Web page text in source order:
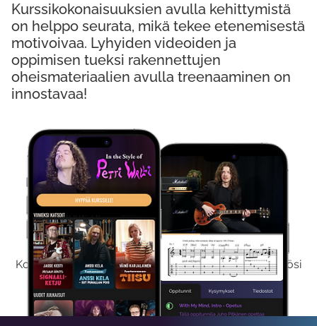
Kokeile Ilmaiseksi
Kokeilemalla ilmaiseksi saat koko sisältömme käyttöösi
viikon ajaksi.
Kurssikokonaisuuksien avulla kehittymistä
on helppo seurata, mikä tekee etenemisestä
motivoivaa. Lyhyiden videoiden ja
oppimisen tueksi rakennettujen
oheismateriaalien avulla treenaaminen on
innostavaa!